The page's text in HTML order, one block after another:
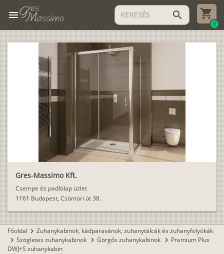
menu search
0
Gres-Massimo Kft.
Csempe és padlólap üzlet
1161 Budapest, Csömöri út 38.
Főoldal chevron_right Zuhanykabinok, kádparavánok, zuhanytálcák és zuhanyfolyókák
chevron_right Szögletes zuhanykabinok chevron_right Görgős zuhanykabinok chevron_right Premium Plus
DWJ+S zuhanykabin